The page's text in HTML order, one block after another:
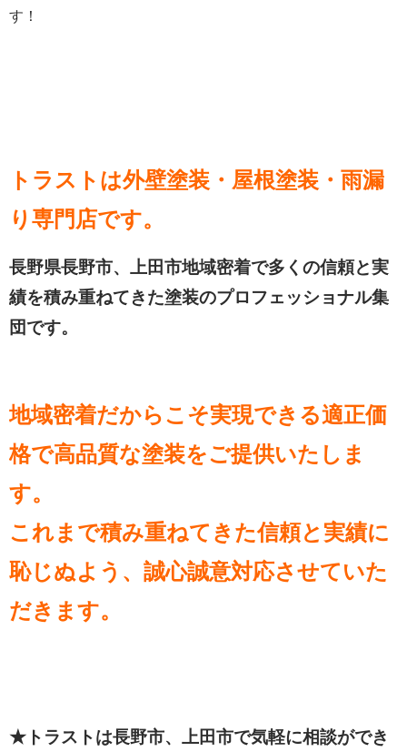
す！
トラストは外壁塗装・屋根塗装・雨漏
り専門店です。
長野県長野市、上田市地域密着で多くの信頼と実
績を積み重ねてきた塗装のプロフェッショナル集
団です。
地域密着だからこそ実現できる適正価
格で高品質な塗装をご提供いたしま
す。
これまで積み重ねてきた信頼と実績に
恥じぬよう、誠心誠意対応させていた
だきます。
★トラストは長野市、上田市で気軽に相談ができ